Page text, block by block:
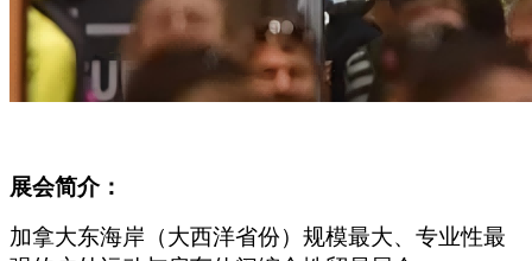
展会简介：
加拿大东海岸（大西洋省份）规模最大、专业性最